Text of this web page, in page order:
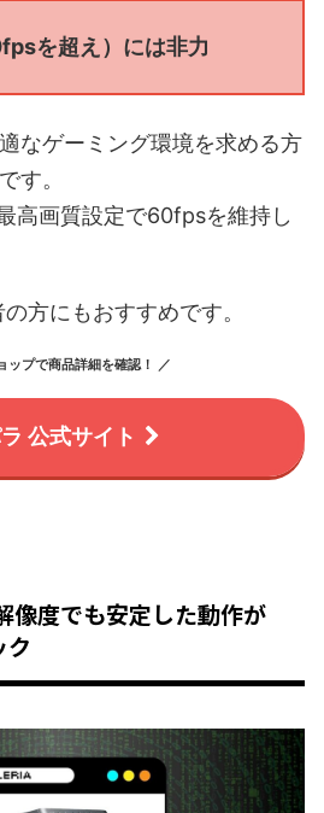
を超え）には非力
なゲーミング環境を求める方
す。
高画質設定で60fpsを維持し
方にもおすすめです。
ップで商品詳細を確認！ ／
公式サイト
像度でも安定した動作が
ク